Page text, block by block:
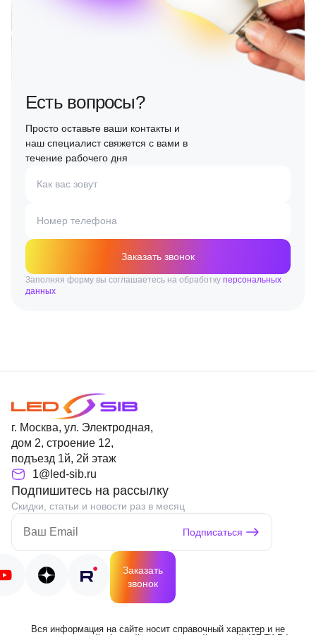
Есть вопросы?
Просто оставьте ваши контакты и
наш специалист свяжется с вами в
течение рабочего дня
Как вас зовут
Номер телефона
Заказать звонок
Заполняя форму вы соглашаетесь на обработку персональных
данных
г. Москва, ул. Электродная,
дом 2, строение 12,
подъезд 1й, 2й этаж
1@led-sib.ru
Подпишитесь на рассылку
Скидки, статьи и новости раз в месяц
Подписаться
Заказать
звонок
Вся информация на сайте носит справочный характер и не